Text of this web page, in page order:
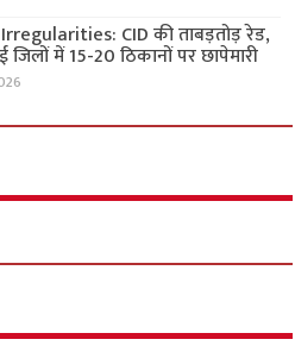
CID की ताबड़तोड़ रेड,
में 15-20 ठिकानों पर छापेमारी